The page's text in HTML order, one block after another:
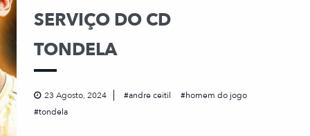
SERVIÇO DO CD
TONDELA
23 Agosto, 2024 andre ceitil
homem do jogo
tondela